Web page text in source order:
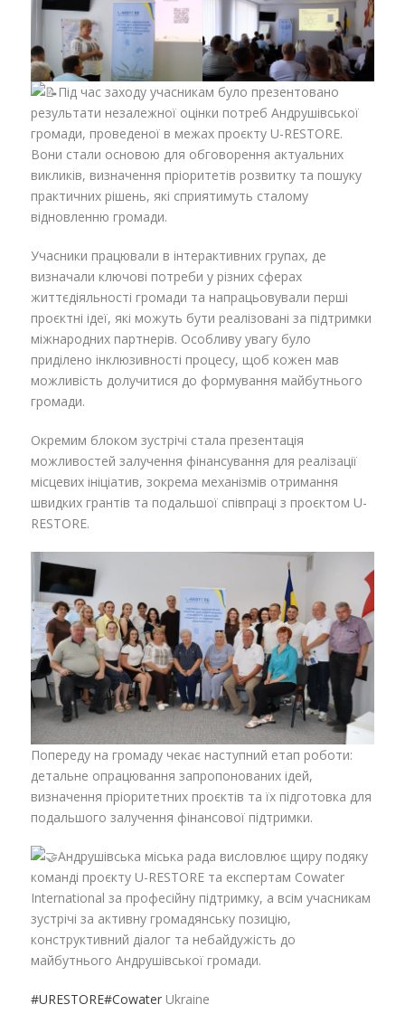
Під час заходу учасникам було презентовано
результати незалежної оцінки потреб Андрушівської
громади, проведеної в межах проєкту U-RESTORE.
Вони стали основою для обговорення актуальних
викликів, визначення пріоритетів розвитку та пошуку
практичних рішень, які сприятимуть сталому
відновленню громади.
Учасники працювали в інтерактивних групах, де
визначали ключові потреби у різних сферах
життєдіяльності громади та напрацьовували перші
проєктні ідеї, які можуть бути реалізовані за підтримки
міжнародних партнерів. Особливу увагу було
приділено інклюзивності процесу, щоб кожен мав
можливість долучитися до формування майбутнього
громади.
Окремим блоком зустрічі стала презентація
можливостей залучення фінансування для реалізації
місцевих ініціатив, зокрема механізмів отримання
швидких грантів та подальшої співпраці з проєктом U-
RESTORE.
Попереду на громаду чекає наступний етап роботи:
детальне опрацювання запропонованих ідей,
визначення пріоритетних проєктів та їх підготовка для
подальшого залучення фінансової підтримки.
Андрушівська міська рада висловлює щиру подяку
команді проєкту U-RESTORE та експертам Cowater
International за професійну підтримку, а всім учасникам
зустрічі за активну громадянську позицію,
конструктивний діалог та небайдужість до
майбутнього Андрушівської громади.
#URESTORE#Cowater Ukraine